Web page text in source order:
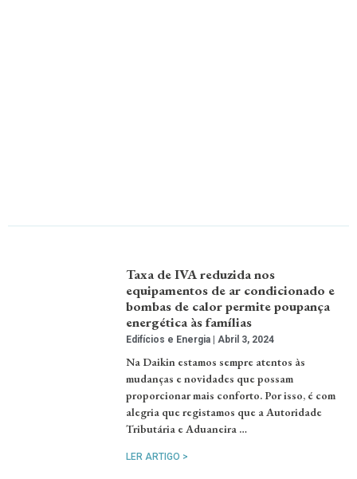
Taxa de IVA reduzida nos
equipamentos de ar condicionado e
bombas de calor permite poupança
energética às famílias
Edifícios e Energia Abril 3, 2024
Na Daikin estamos sempre atentos às
mudanças e novidades que possam
proporcionar mais conforto. Por isso, é com
alegria que registamos que a Autoridade
Tributária e Aduaneira …
LER ARTIGO >